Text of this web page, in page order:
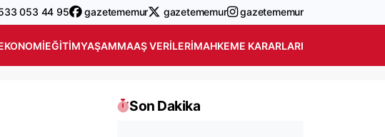
053 44 95 gazetememur gazetememur gazetememur
EĞITIMYAŞAMMAAŞ VERILERIMAHKEME KARARLARI
Son Dakika